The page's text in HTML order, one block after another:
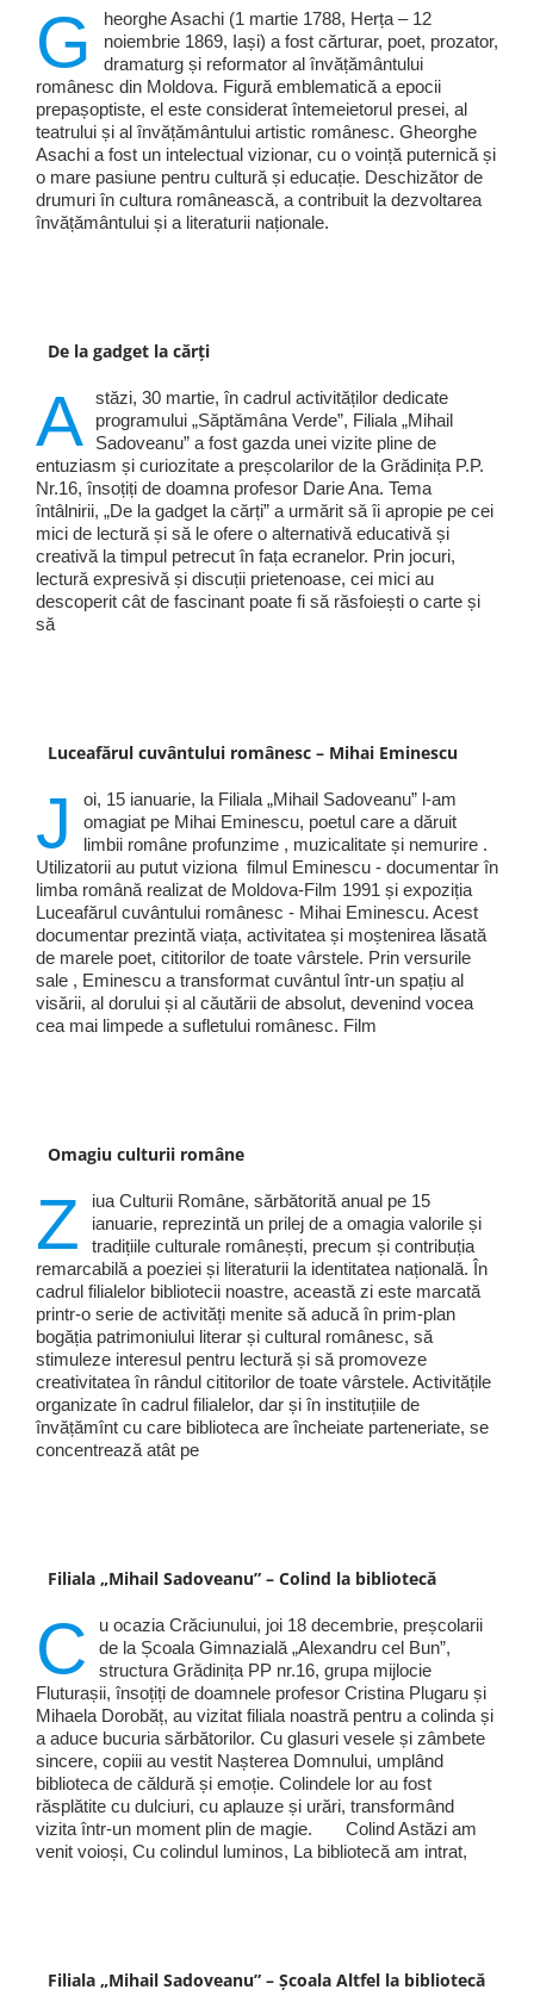
G
heorghe Asachi (1 martie 1788, Herța – 12
noiembrie 1869, Iași) a fost cărturar, poet, prozator,
dramaturg și reformator al învățământului
românesc din Moldova. Figură emblematică a epocii
prepașoptiste, el este considerat întemeietorul presei, al
teatrului și al învățământului artistic românesc. Gheorghe
Asachi a fost un intelectual vizionar, cu o voință puternică și
o mare pasiune pentru cultură și educație. Deschizător de
drumuri în cultura românească, a contribuit la dezvoltarea
învățământului și a literaturii naționale.
De la gadget la cărți
A stăzi, 30 martie, în cadrul activităților dedicate
programului „Săptămâna Verde”, Filiala „Mihail
Sadoveanu” a fost gazda unei vizite pline de
entuziasm și curiozitate a preșcolarilor de la Grădinița P.P.
Nr.16, însoțiți de doamna profesor Darie Ana. Tema
întâlnirii, „De la gadget la cărți” a urmărit să îi apropie pe cei
mici de lectură și să le ofere o alternativă educativă și
creativă la timpul petrecut în fața ecranelor. Prin jocuri,
lectură expresivă și discuții prietenoase, cei mici au
descoperit cât de fascinant poate fi să răsfoiești o carte și
să
Luceafărul cuvântului românesc – Mihai Eminescu
J
oi, 15 ianuarie, la Filiala „Mihail Sadoveanu” l-am
omagiat pe Mihai Eminescu, poetul care a dăruit
limbii române profunzime , muzicalitate și nemurire .
Utilizatorii au putut viziona filmul Eminescu - documentar în
limba română realizat de Moldova-Film 1991 și expoziția
Luceafărul cuvântului românesc - Mihai Eminescu. Acest
documentar prezintă viața, activitatea și moștenirea lăsată
de marele poet, cititorilor de toate vârstele. Prin versurile
sale , Eminescu a transformat cuvântul într-un spațiu al
visării, al dorului și al căutării de absolut, devenind vocea
cea mai limpede a sufletului românesc. Film
Omagiu culturii române
Z
iua Culturii Române, sărbătorită anual pe 15
ianuarie, reprezintă un prilej de a omagia valorile și
tradițiile culturale românești, precum și contribuția
remarcabilă a poeziei și literaturii la identitatea națională. În
cadrul filialelor bibliotecii noastre, această zi este marcată
printr-o serie de activități menite să aducă în prim-plan
bogăția patrimoniului literar și cultural românesc, să
stimuleze interesul pentru lectură și să promoveze
creativitatea în rândul cititorilor de toate vârstele. Activitățile
organizate în cadrul filialelor, dar și în instituțiile de
învățămînt cu care biblioteca are încheiate parteneriate, se
concentrează atât pe
Filiala „Mihail Sadoveanu” – Colind la bibliotecă
C
u ocazia Crăciunului, joi 18 decembrie, preșcolarii
de la Școala Gimnazială „Alexandru cel Bun”,
structura Grădinița PP nr.16, grupa mijlocie
Fluturașii, însoțiți de doamnele profesor Cristina Plugaru și
Mihaela Dorobăț, au vizitat filiala noastră pentru a colinda și
a aduce bucuria sărbătorilor. Cu glasuri vesele și zâmbete
sincere, copiii au vestit Nașterea Domnului, umplând
biblioteca de căldură și emoție. Colindele lor au fost
răsplătite cu dulciuri, cu aplauze și urări, transformând
vizita într-un moment plin de magie. Colind Astăzi am
venit voioși, Cu colindul luminos, La bibliotecă am intrat,
Filiala „Mihail Sadoveanu” – Școala Altfel la bibliotecă